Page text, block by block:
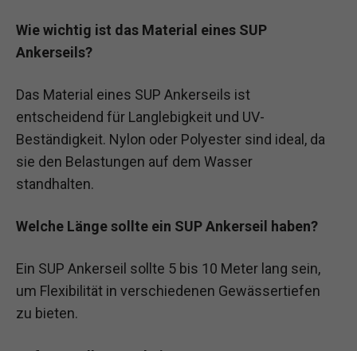
Wie wichtig ist das Material eines SUP
Ankerseils?
Das Material eines SUP Ankerseils ist
entscheidend für Langlebigkeit und UV-
Beständigkeit. Nylon oder Polyester sind ideal, da
sie den Belastungen auf dem Wasser
standhalten.
Welche Länge sollte ein SUP Ankerseil haben?
Ein SUP Ankerseil sollte 5 bis 10 Meter lang sein,
um Flexibilität in verschiedenen Gewässertiefen
zu bieten.